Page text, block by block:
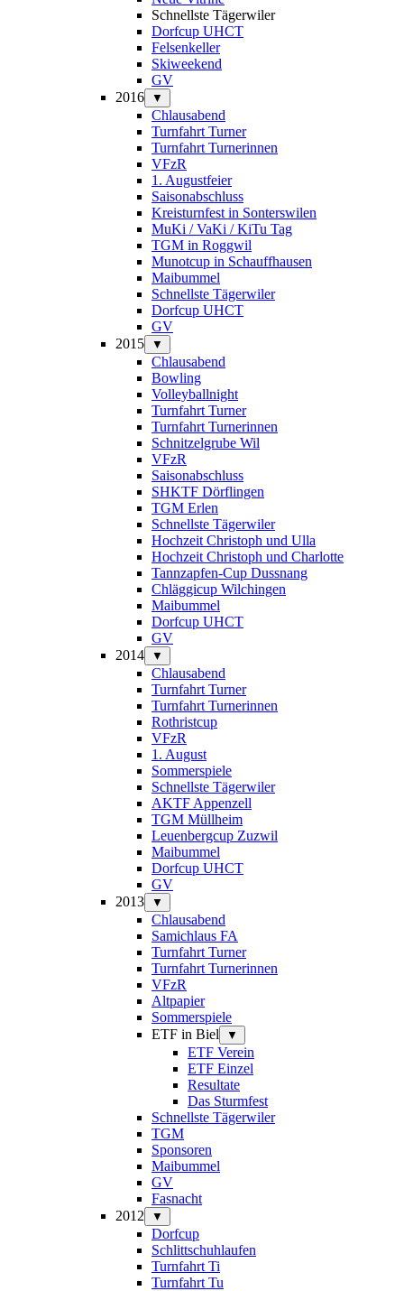
Schnellste Tägerwiler
Dorfcup UHCT
Felsenkeller
Skiweekend
GV
2016
▼
Chlausabend
Turnfahrt Turner
Turnfahrt Turnerinnen
VFzR
1. Augustfeier
Saisonabschluss
Kreisturnfest in Sonterswilen
MuKi / VaKi / KiTu Tag
TGM in Roggwil
Munotcup in Schauffhausen
Maibummel
Schnellste Tägerwiler
Dorfcup UHCT
GV
2015
▼
Chlausabend
Bowling
Volleyballnight
Turnfahrt Turner
Turnfahrt Turnerinnen
Schnitzelgrube Wil
VFzR
Saisonabschluss
SHKTF Dörflingen
TGM Erlen
Schnellste Tägerwiler
Hochzeit Christoph und Ulla
Hochzeit Christoph und Charlotte
Tannzapfen-Cup Dussnang
Chläggicup Wilchingen
Maibummel
Dorfcup UHCT
GV
2014
▼
Chlausabend
Turnfahrt Turner
Turnfahrt Turnerinnen
Rothristcup
VFzR
1. August
Sommerspiele
Schnellste Tägerwiler
AKTF Appenzell
TGM Müllheim
Leuenbergcup Zuzwil
Maibummel
Dorfcup UHCT
GV
2013
▼
Chlausabend
Samichlaus FA
Turnfahrt Turner
Turnfahrt Turnerinnen
VFzR
Altpapier
Sommerspiele
ETF in Biel
▼
ETF Verein
ETF Einzel
Resultate
Das Sturmfest
Schnellste Tägerwiler
TGM
Sponsoren
Maibummel
GV
Fasnacht
2012
▼
Dorfcup
Schlittschuhlaufen
Turnfahrt Ti
Turnfahrt Tu